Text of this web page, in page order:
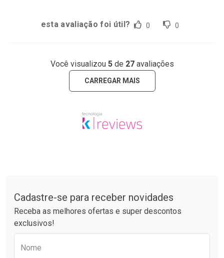
esta avaliação foi útil? 0 0
Você visualizou 5de 27avaliações
CARREGAR MAIS
Cadastre-se para receber novidades
Receba as melhores ofertas e super descontos
exclusivos!
Nome